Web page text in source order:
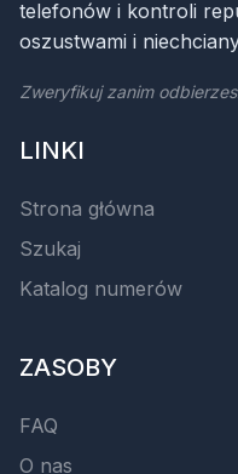
telefonów i kontroli
oszustwami i
Zweryfikuj zanim
LINKI
Strona główna
Szukaj
Katalog numerów
ZASOBY
FAQ
O nas